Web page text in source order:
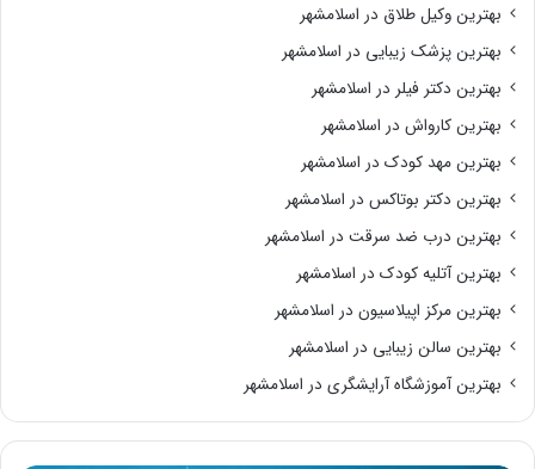
بهترین وکیل طلاق در اسلامشهر
بهترین پزشک زیبایی در اسلامشهر
بهترین دکتر فیلر در اسلامشهر
بهترین کارواش در اسلامشهر
بهترین مهد کودک در اسلامشهر
بهترین دکتر بوتاکس در اسلامشهر
بهترین درب ضد سرقت در اسلامشهر
بهترین آتلیه کودک در اسلامشهر
بهترین مرکز اپیلاسیون در اسلامشهر
بهترین سالن زیبایی در اسلامشهر
بهترین آموزشگاه آرایشگری در اسلامشهر